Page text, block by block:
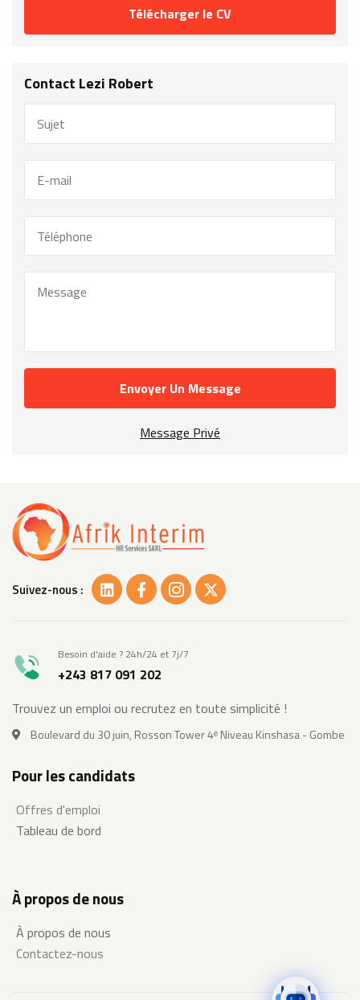
Télécharger le CV
Contact Lezi Robert
Envoyer Un Message
Message Privé
Suivez-nous :
Besoin d'aide ? 24h/24 et 7j/7
+243 817 091 202
Trouvez un emploi ou recrutez en toute simplicité !
Boulevard du 30 juin, Rosson Tower 4ᵉ Niveau Kinshasa - Gombe
Pour les candidats
Offres d'emploi
Tableau de bord
À propos de nous
À propos de nous
Contactez-nous